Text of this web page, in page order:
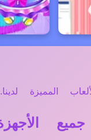
المميزة لدينا.